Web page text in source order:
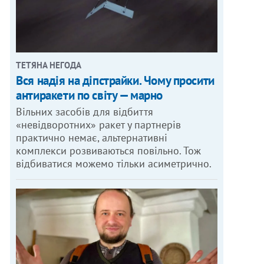
ТЕТЯНА НЕГОДА
Вся надія на діпстрайки. Чому просити
антиракети по світу — марно
Вільних засобів для відбиття
«невідворотних» ракет у партнерів
практично немає, альтернативні
комплекси розвиваються повільно. Тож
відбиватися можемо тільки асиметрично.